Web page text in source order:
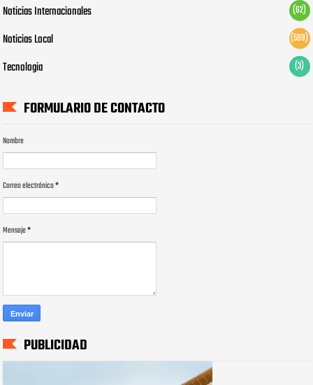
Noticias Internacionales (62)
Noticias Local (599)
Tecnologia (3)
FORMULARIO DE CONTACTO
Nombre
Correo electrónico*
Mensaje*
PUBLICIDAD